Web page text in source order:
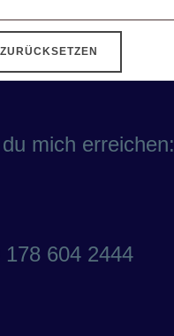
mich erreichen:
178 604 2444